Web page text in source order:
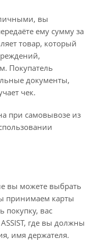
вы
ему сумму за
товар, который
Покупатель
документы,
чек.
при самовывозе из
вы можете выбрать
принимаем карты
покупку, вас
где вы должны
имя держателя.